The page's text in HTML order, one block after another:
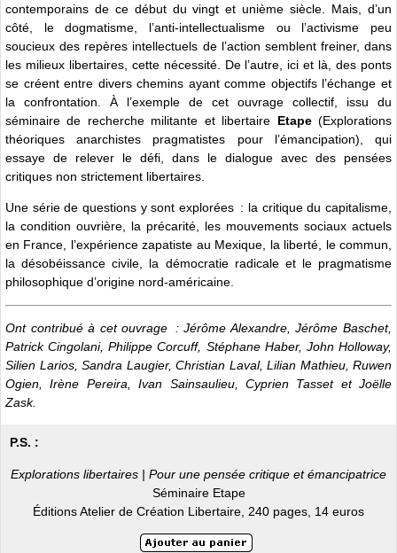
contemporains de ce début du vingt et unième siècle. Mais, d’un
côté, le dogmatisme, l’anti-intellectualisme ou l’activisme peu
soucieux des repères intellectuels de l’action semblent freiner, dans
les milieux libertaires, cette nécessité. De l’autre, ici et là, des ponts
se créent entre divers chemins ayant comme objectifs l’échange et
la confrontation. À l’exemple de cet ouvrage collectif, issu du
séminaire de recherche militante et libertaire Etape(Explorations
théoriques anarchistes pragmatistes pour l’émancipation), qui
essaye de relever le défi, dans le dialogue avec des pensées
critiques non strictement libertaires.
Une série de questions y sont explorées : la critique du capitalisme,
la condition ouvrière, la précarité, les mouvements sociaux actuels
en France, l’expérience zapatiste au Mexique, la liberté, le commun,
la désobéissance civile, la démocratie radicale et le pragmatisme
philosophique d’origine nord-américaine.
Ont contribué à cet ouvrage : Jérôme Alexandre, Jérôme Baschet,
Patrick Cingolani, Philippe Corcuff, Stéphane Haber, John Holloway,
Silien Larios, Sandra Laugier, Christian Laval, Lilian Mathieu, Ruwen
Ogien, Irène Pereira, Ivan Sainsaulieu, Cyprien Tasset et Joëlle
Zask.
P.S. :
Explorations libertaires | Pour une pensée critique et émancipatrice
Séminaire Etape
Éditions Atelier de Création Libertaire, 240 pages, 14 euros